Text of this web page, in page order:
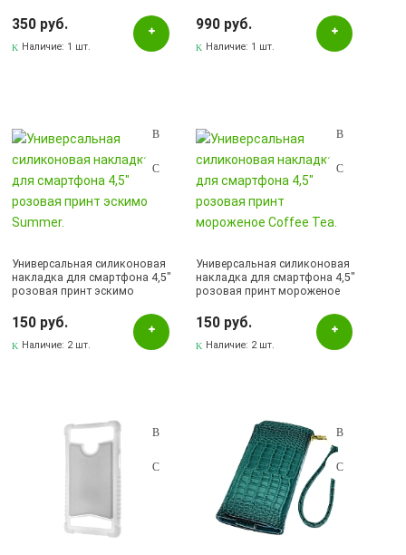
350 руб.
Наличие: 1 шт.
990 руб.
Наличие: 1 шт.
Универсальная силиконовая
накладка для смартфона 4,5"
розовая принт эскимо
150 руб.
Наличие: 2 шт.
Универсальная силиконовая
накладка для смартфона 4,5"
розовая принт мороженое
150 руб.
Наличие: 2 шт.